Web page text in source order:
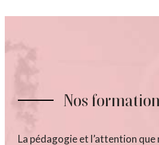
Nos
La pédagogie et l’attention que